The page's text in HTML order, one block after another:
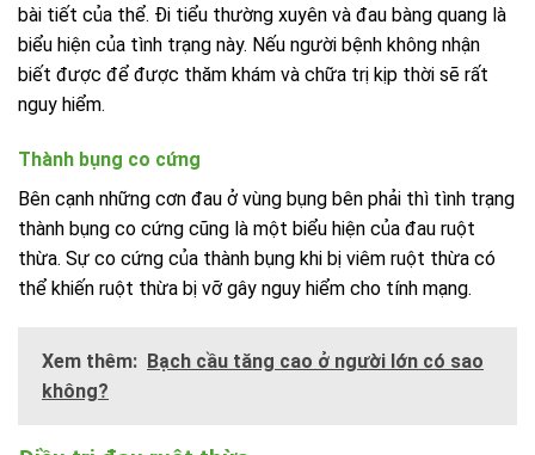
bài tiết của thể. Đi tiểu thường xuyên và đau bàng quang là
biểu hiện của tình trạng này. Nếu người bệnh không nhận
biết được để được thăm khám và chữa trị kịp thời sẽ rất
nguy hiểm.
Thành bụng co cứng
Bên cạnh những cơn đau ở vùng bụng bên phải thì tình trạng
thành bụng co cứng cũng là một biểu hiện của đau ruột
thừa. Sự co cứng của thành bụng khi bị viêm ruột thừa có
thể khiến ruột thừa bị vỡ gây nguy hiểm cho tính mạng.
Xem thêm: Bạch cầu tăng cao ở người lớn có sao
không?